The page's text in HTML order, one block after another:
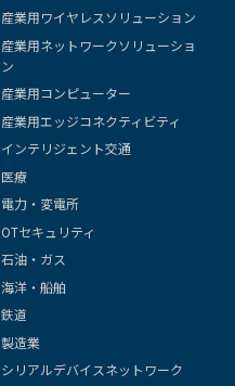
産業用ワイヤレスソリューション
産業用ネットワークソリューショ
ン
産業用コンピューター
産業用エッジコネクティビティ
インテリジェント交通
医療
電力・変電所
OTセキュリティ
石油・ガス
海洋・船舶
鉄道
製造業
シリアルデバイスネットワーク